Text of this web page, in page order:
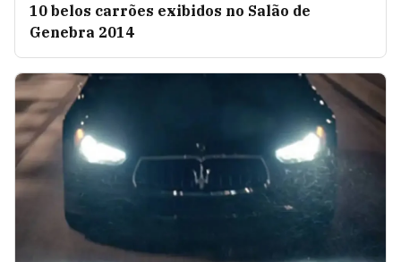
10 belos carrões exibidos no Salão de
Genebra 2014